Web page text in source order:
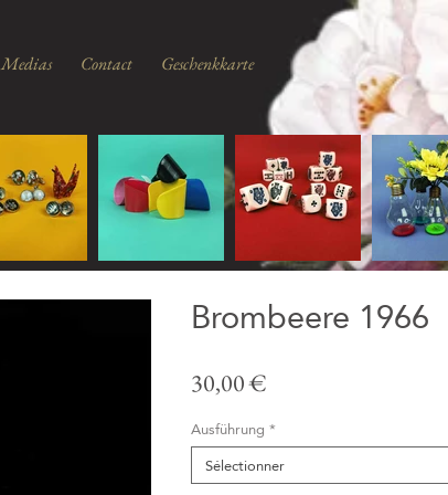
Medias Contact Geschenkkarte
Brombeere 1966
30,00 €
Ausführung *
Sélectionner